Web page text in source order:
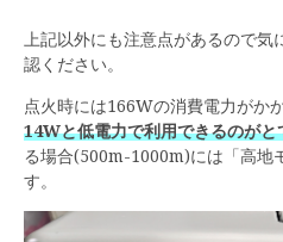
上記以外にも注意点があるので
認ください。
点火時には166Wの消費電力がか
14Wと低電力で利用できるのがと
る場合(500m-1000m)には「高地
す。